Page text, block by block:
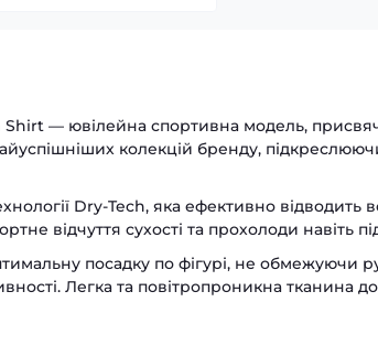
— ювілейна спортивна модель,
колекцій бренду,
Dry-Tech, яка ефективно відводить
відчуття сухості та прохолоди навіть
посадку по фігурі, не обмежуючи
Легка та повітропроникна тканина